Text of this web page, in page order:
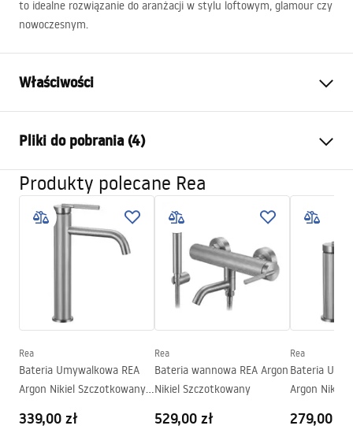
to idealne rozwiązanie do aranżacji w stylu loftowym, glamour czy
nowoczesnym.
Właściwości
Sposób montażu:
Kolor:
Miedź szczotkowana
Rodzaj wylewki:
Stała
Materiał:
Mosiądz
145mm
295
PVD
Średnica podłączenia:
Model
Gwarancja
5 lat
Pliki do pobrania (4)
Warunki gwarancji
Warranty_Terms_and_Conditions_Faucets_-_5.pdf
Informacje o bezpieczeństwie
Safety_Information_Faucets.pdf
Pielegnacja.pdf
Produkty polecane Rea
Rea
Bateria Umywalkowa REA
Argon Nikiel Szczotkowany
339,00 zł
Rea
Bateria wannowa REA Argon
Nikiel Szczotkowany
529,00 zł
Rea
Bateria
Argon Nikiel
279,00 zł